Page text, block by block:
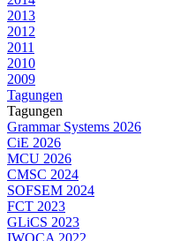
2013
2012
2011
2010
2009
Tagungen
Tagungen
Grammar Systems 2026
CiE 2026
MCU 2026
CMSC 2024
SOFSEM 2024
FCT 2023
GLiCS 2023
IWOCA 2022